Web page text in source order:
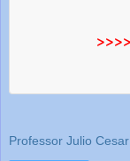
Professor Julio